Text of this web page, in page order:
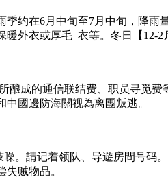
约在6月中旬至7月中旬，降
外衣或厚毛 衣等。冬日【12-2
成的通信联结费、职员寻觅
國邊防海關视為离團叛逃。
。請记着领队、导遊房間号码
贼物品。